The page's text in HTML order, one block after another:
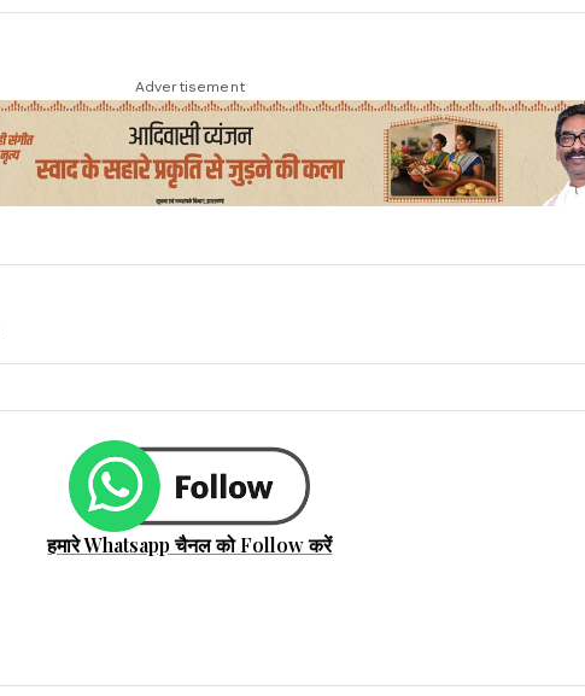
Advertisement
हमारे Whatsapp चैनल को Follow करें